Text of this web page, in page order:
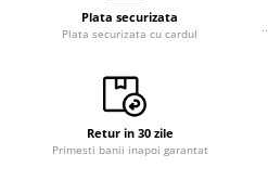
Plata securizata
Plata securizata cu cardul
Retur in 30 zile
Primesti banii inapoi garantat